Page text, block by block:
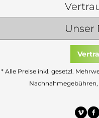
Unser
* Alle Preise inkl. gesetzl.